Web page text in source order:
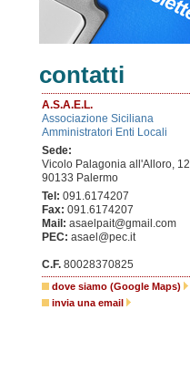
contatti
A.S.A.E.L.
Associazione Siciliana
Amministratori Enti Locali
Sede:
Vicolo Palagonia all'Alloro, 12
90133 Palermo
Tel: 091.6174207
Fax: 091.6174207
Mail: asaelpait@gmail.com
PEC: asael@pec.it
C.F. 80028370825
dove siamo (Google Maps)
invia una email